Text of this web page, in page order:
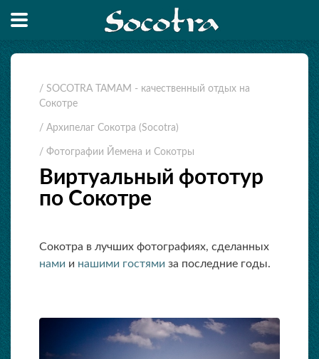
/ SOCOTRA TAMAM - качественный отдых на
Сокотре
/ Архипелаг Сокотра (Socotra)
/ Фотографии Йемена и Сокотры
Виртуальный фототур
по Сокотре
Сокотра в лучших фотографиях, сделанных
нами и нашими гостями за последние годы.